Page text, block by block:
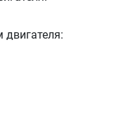
двигателя: